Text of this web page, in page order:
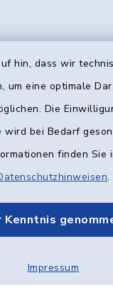
hin, dass wir
um eine optimale
Die
wird bei Bedarf
finden Sie
.
Kenntnis
Impressum
Kontakt
Datenschutz
Sitemap